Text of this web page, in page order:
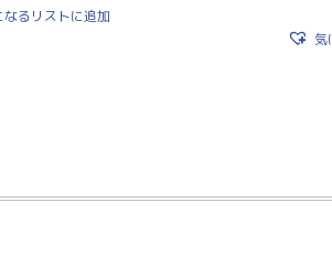
なるリストに追加
気